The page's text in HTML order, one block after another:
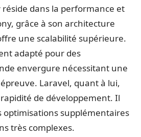
dans la performance et
grâce à son architecture
une scalabilité supérieure.
adapté pour des
envergure nécessitant une
Laravel, quant à lui,
de développement. Il
optimisations supplémentaires
très complexes.